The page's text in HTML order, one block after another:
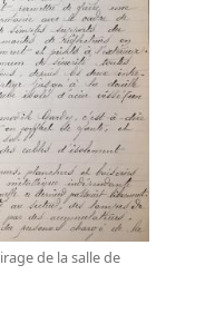
de la salle de